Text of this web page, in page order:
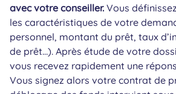
avec votre conseiller. Vous
les caractéristiques de votre
personnel, montant du prêt, taux
de prêt…). Après étude de votre
vous recevez rapidement une
Vous signez alors votre contrat de